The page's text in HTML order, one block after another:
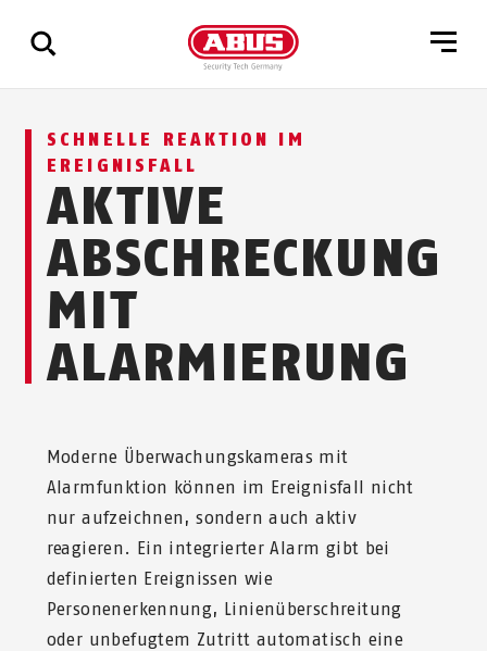
Zeige
alle
SCHNELLE REAKTION IM
EREIGNISFALL
AKTIVE
ABSCHRECKUNG
MIT
ALARMIERUNG
Moderne Überwachungskameras mit
Alarmfunktion können im Ereignisfall nicht
nur aufzeichnen, sondern auch aktiv
reagieren. Ein integrierter Alarm gibt bei
definierten Ereignissen wie
Personenerkennung, Linienüberschreitung
oder unbefugtem Zutritt automatisch eine